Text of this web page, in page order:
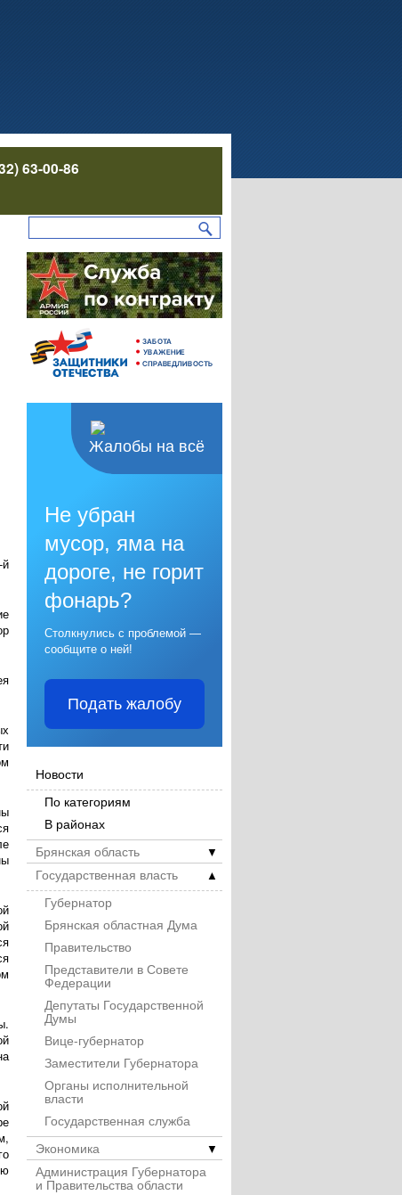
63-00-86
й
Жалобы на всё
Не убран
мусор, яма на
дороге, не горит
фонарь?
Столкнулись с проблемой —
сообщите о ней!
Подать жалобу
Новости
По категориям
В районах
▼
Брянская область
▲
Государственная власть
Губернатор
Брянская областная Дума
Правительство
Представители в Совете
Федерации
Депутаты Государственной
Думы
Вице-губернатор
Заместители Губернатора
Органы исполнительной
власти
Государственная служба
▼
Экономика
Администрация Губернатора
и Правительства области